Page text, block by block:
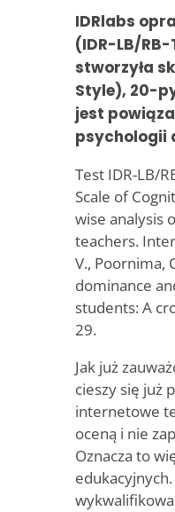
IDRlabs
(IDR-LB/
stworzyła
Style), 20-
jest
psychologii
Test IDR-LB/
Scale of
wise analysis
teachers.
V., Poornima,
dominance
students: A
29.
Jak już
cieszy się już
internetowe
oceną i nie
Oznacza to